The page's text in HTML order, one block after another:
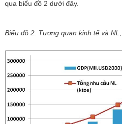
qua biểu đồ 2 dưới đây.
Biểu đồ 2. Tương quan kinh tế và